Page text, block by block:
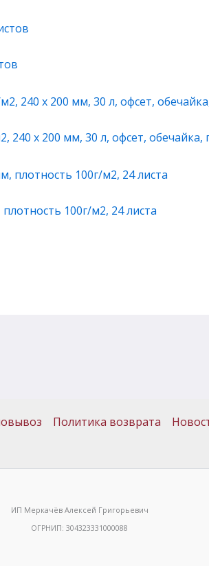
240 х 200 мм, 30 л, офсет, обечайка,
100г/м2, 24 листа
Политика возврата
ИП Меркачёв Алексей Григорьевич
ОГРНИП: 304323331000088